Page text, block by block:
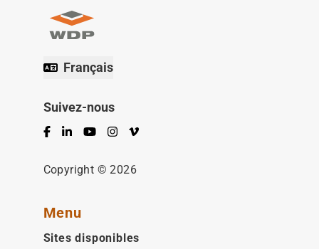
Français
Suivez-nous
Facebook
LinkedInYouTubeInstagram
Vimeo
Copyright © 2026
Menu
Sites disponibles